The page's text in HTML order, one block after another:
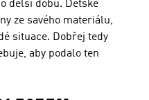
delší dobu. Dětské
ze savého materiálu,
situace. Dobřej tedy
aby podalo ten